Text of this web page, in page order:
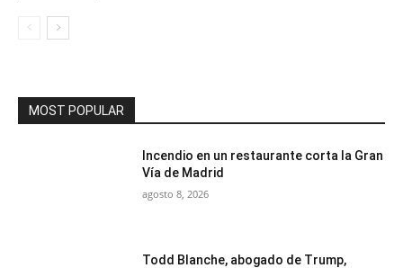
MOST POPULAR
Incendio en un restaurante corta la Gran
Vía de Madrid
agosto 8, 2026
Todd Blanche, abogado de Trump,